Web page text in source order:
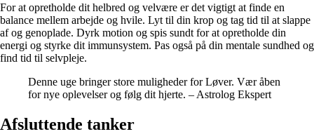
For at opretholde dit helbred og velvære er det vigtigt at finde en
balance mellem arbejde og hvile. Lyt til din krop og tag tid til at slappe
af og genoplade. Dyrk motion og spis sundt for at opretholde din
energi og styrke dit immunsystem. Pas også på din mentale sundhed og
find tid til selvpleje.
Denne uge bringer store muligheder for Løver. Vær åben
for nye oplevelser og følg dit hjerte. – Astrolog Ekspert
Afsluttende tanker